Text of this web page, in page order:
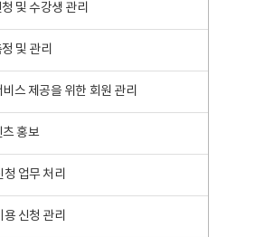
및 수강생 관리
및 관리
스 제공을 위한 회원 관리
홍보
업무 처리
신청 관리